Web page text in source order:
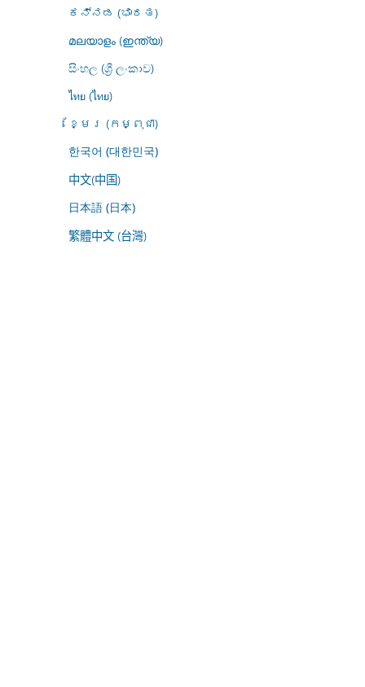
ಕನ್ನಡ (ಭಾರತ)
മലയാളം (ഇന്ത്യ)
සිංහල (ශ්‍රී ලංකාව)
ไทย (ไทย)
ខ្មែរ (កម្ពុជា)
한국어 (대한민국)
中文(中国)
日本語 (日本)
繁體中文 (台灣)